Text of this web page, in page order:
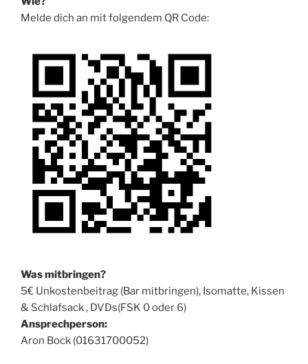
Melde dich an mit folgendem QR Code:
Was mitbringen?
5€ Unkostenbeitrag (Bar mitbringen), Isomatte, Kissen
& Schlafsack , DVDs(FSK 0 oder 6)
Ansprechperson:
Aron Bock (01631700052)